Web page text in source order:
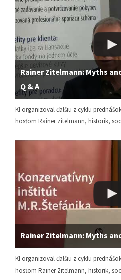
Rainer Zitelmann: Myths
Q & A
KI organizoval ďalšiu z cyklu
hosťom Rainer Zitelmann, historik,
Rainer Zitelmann: Myths
KI organizoval ďalšiu z cyklu
hosťom Rainer Zitelmann, historik,